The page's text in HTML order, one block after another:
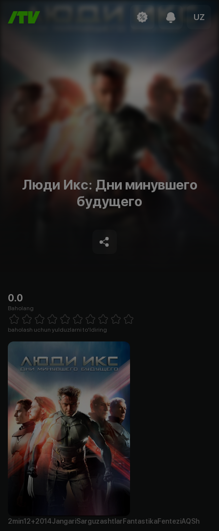
UZ
Люди Икс: Дни минувшего
будущего
0.0
Baholang
1 Star 2 Stars 3 Stars 4 Stars5 Stars 6 Stars7 Stars8 Stars
baholash uchun yulduzlarni to'ldiring
2min12+2014JangariSarguzashtlar FantastikaFenteziAQSh